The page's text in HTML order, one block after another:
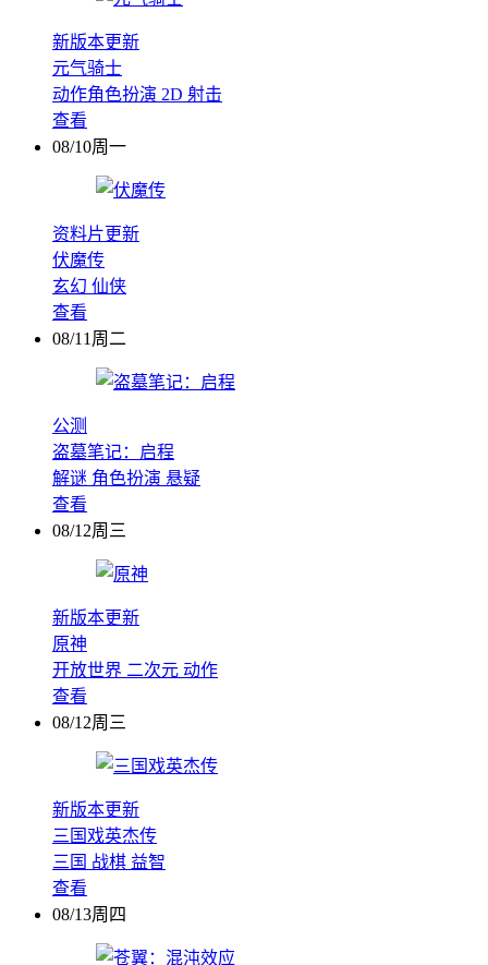
新版本更新
元气骑士
动作角色扮演 2D 射击
查看
08/10周一
资料片更新
伏魔传
玄幻 仙侠
查看
08/11周二
公测
盗墓笔记：启程
解谜 角色扮演 悬疑
查看
08/12周三
新版本更新
原神
开放世界 二次元 动作
查看
08/12周三
新版本更新
三国戏英杰传
三国 战棋 益智
查看
08/13周四